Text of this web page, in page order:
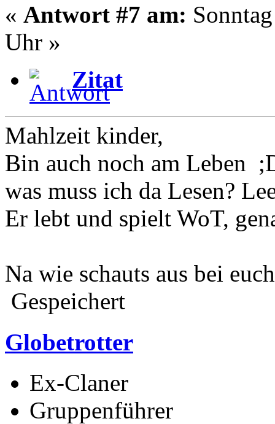
« Antwort #7 am:
Uhr »
Zitat
Mahlzeit kinder,
Bin auch noch am Leben
was muss ich da Lesen?
Er lebt und spielt WoT,
Na wie schauts aus bei
Gespeichert
Globetrotter
Ex-Claner
Gruppenführer